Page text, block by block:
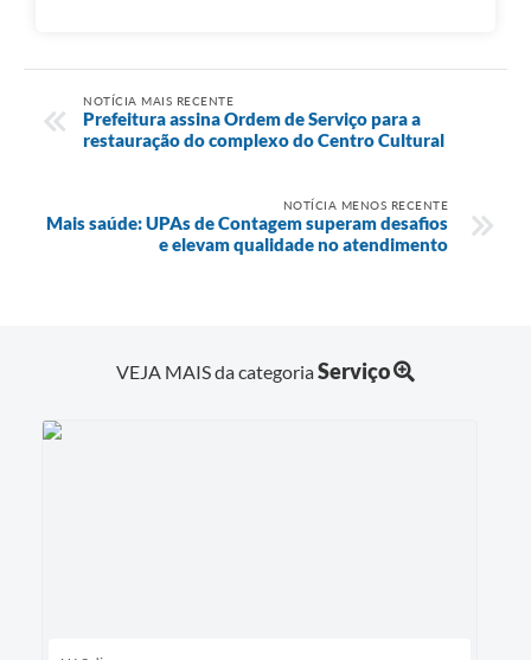
NOTÍCIA MAIS RECENTE
Prefeitura assina Ordem de Serviço para a
restauração do complexo do Centro Cultural
NOTÍCIA MENOS RECENTE
Mais saúde: UPAs de Contagem superam desafios
e elevam qualidade no atendimento
VEJA MAIS da categoriaServiço